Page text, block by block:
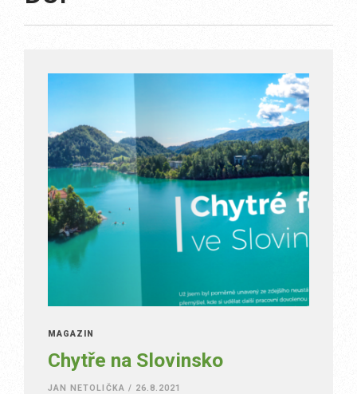
MAGAZÍN
Chytře na Slovinsko
JAN NETOLIČKA / 26.8.2021